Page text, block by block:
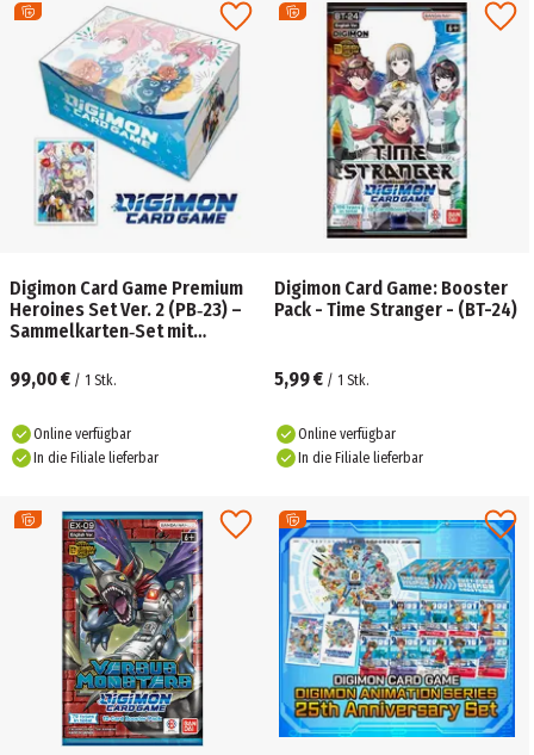
Digimon Card Game Premium
Heroines Set Ver. 2 (PB‑23) –
Sammelkarten‑Set mit
99,00 € / 1 Stk.
Online verfügbar
In die Filiale lieferbar
Digimon Card Game: Booster
Pack - Time Stranger - (BT-24)
5,99 € / 1 Stk.
Online verfügbar
In die Filiale lieferbar